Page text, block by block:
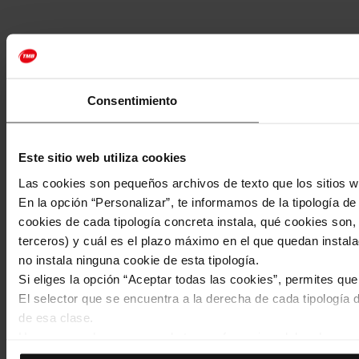
Consentimiento
Este sitio web utiliza cookies
Las cookies son pequeños archivos de texto que los sitios
En la opción “Personalizar”, te informamos de la tipología
cookies de cada tipología concreta instala, qué cookies
terceros) y cuál es el plazo máximo en el que quedan
no instala ninguna cookie de esta tipología.
Si eliges la opción “Aceptar todas las cookies”, permites
El selector que se encuentra a la derecha de cada
de esa clase.
de la tipología que hayas seleccionado previamente. Te